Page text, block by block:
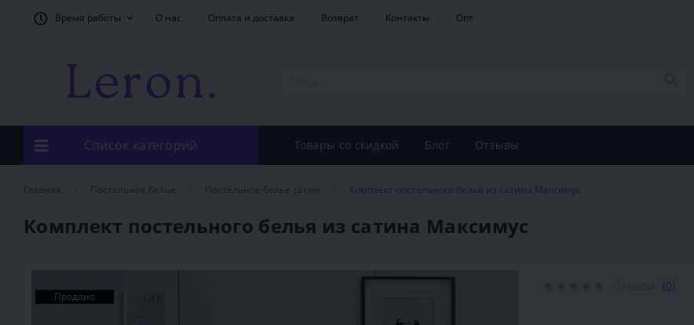
Время работы О нас Оплата и доставка Возврат Контакты Опт
Список категорий Товары со скидкой Блог Отзывы
Главная Постельное белье Постельное белье сатин Комплект постельного белья из сатина Максимус
Комплект постельного белья из сатина Максимус
Продано
(0)